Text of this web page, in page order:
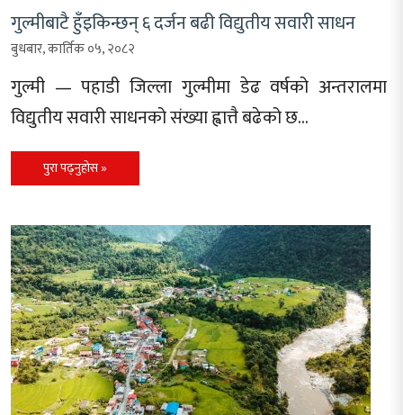
गुल्मीबाटै हुँइकिन्छन् ६ दर्जन बढी विद्युतीय सवारी साधन
बुधबार, कार्तिक ०५, २०८२
गुल्मी — पहाडी जिल्ला गुल्मीमा डेढ वर्षको अन्तरालमा
विद्युतीय सवारी साधनको संख्या ह्वात्तै बढेको छ…
पुरा पढ्नुहोस »